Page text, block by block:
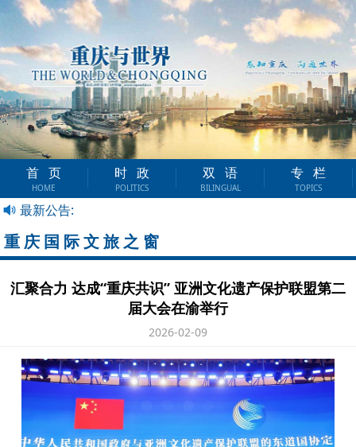
首页
HOME
时政
POLITICS
双语
BILINGUAL
专栏
TOPICS
最新公告:
重庆国际文旅之窗
汇聚合力 达成“重庆共识” 亚洲文化遗产保护联盟第二
届大会在渝举行
2026-02-09